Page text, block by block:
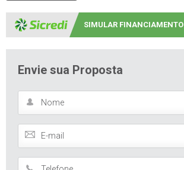
SIMULAR FINANCIAMENTO
Envie sua Proposta